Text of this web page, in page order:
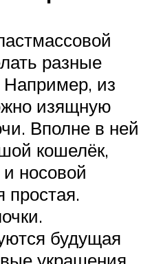
разные
из
изящную
Вполне в ней
кошелёк,
носовой
простая.
будущая